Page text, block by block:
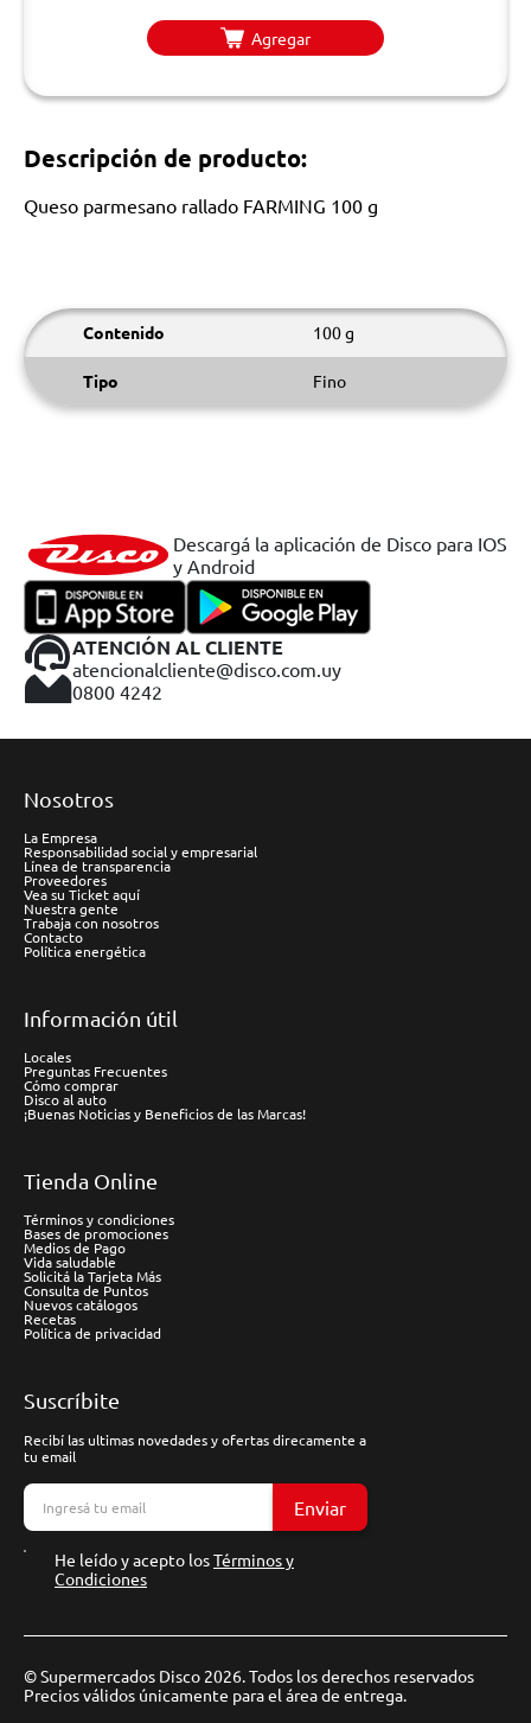
Agregar
Descripción de producto:
Queso parmesano rallado FARMING 100 g
Contenido 100 g
Tipo Fino
Descargá la aplicación de Disco para IOS
y Android
ATENCIÓN AL CLIENTE
atencionalcliente@disco.com.uy
0800 4242
Nosotros
La Empresa
Responsabilidad social y empresarial
Línea de transparencia
Proveedores
Vea su Ticket aquí
Nuestra gente
Trabaja con nosotros
Contacto
Política energética
Información útil
Locales
Preguntas Frecuentes
Cómo comprar
Disco al auto
¡Buenas Noticias y Beneficios de las Marcas!
Tienda Online
Términos y condiciones
Bases de promociones
Medios de Pago
Vida saludable
Solicitá la Tarjeta Más
Consulta de Puntos
Nuevos catálogos
Recetas
Política de privacidad
Suscríbite
Recibí las ultimas novedades y ofertas direcamente a
tu email
Enviar
He leído y acepto losTérminos y
Condiciones
© Supermercados Disco 2026. Todos los derechos reservados
Precios válidos únicamente para el área de entrega.